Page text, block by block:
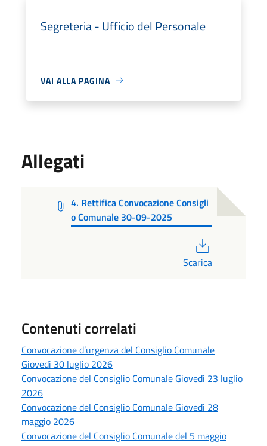
Segreteria - Ufficio del Personale
VAI ALLA PAGINA
Allegati
4. Rettifica Convocazione Consigli
o Comunale 30-09-2025
Scarica
Contenuti correlati
Convocazione d’urgenza del Consiglio Comunale
Giovedì 30 luglio 2026
Convocazione del Consiglio Comunale Giovedì 23 luglio
2026
Convocazione del Consiglio Comunale Giovedì 28
maggio 2026
Convocazione del Consiglio Comunale del 5 maggio